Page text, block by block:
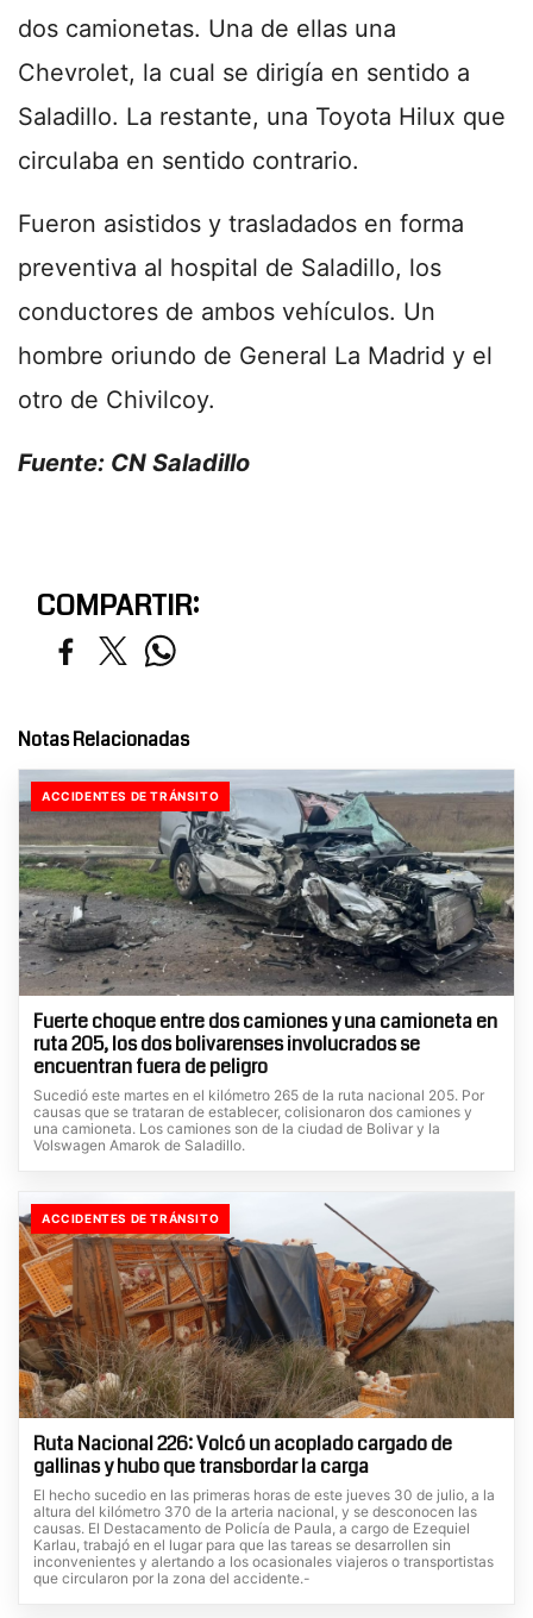
dos camionetas. Una de ellas una
Chevrolet, la cual se dirigía en sentido a
Saladillo. La restante, una Toyota Hilux que
circulaba en sentido contrario.
Fueron asistidos y trasladados en forma
preventiva al hospital de Saladillo, los
conductores de ambos vehículos. Un
hombre oriundo de General La Madrid y el
otro de Chivilcoy.
Fuente: CN Saladillo
COMPARTIR:
Notas Relacionadas
ACCIDENTES DE TRÁNSITO
Fuerte choque entre dos camiones y una camioneta en
ruta 205, los dos bolivarenses involucrados se
encuentran fuera de peligro
Sucedió este martes en el kilómetro 265 de la ruta nacional 205. Por
causas que se trataran de establecer, colisionaron dos camiones y
una camioneta. Los camiones son de la ciudad de Bolivar y la
Volswagen Amarok de Saladillo.
ACCIDENTES DE TRÁNSITO
Ruta Nacional 226: Volcó un acoplado cargado de
gallinas y hubo que transbordar la carga
El hecho sucedio en las primeras horas de este jueves 30 de julio, a la
altura del kilómetro 370 de la arteria nacional, y se desconocen las
causas. El Destacamento de Policía de Paula, a cargo de Ezequiel
Karlau, trabajó en el lugar para que las tareas se desarrollen sin
inconvenientes y alertando a los ocasionales viajeros o transportistas
que circularon por la zona del accidente.-